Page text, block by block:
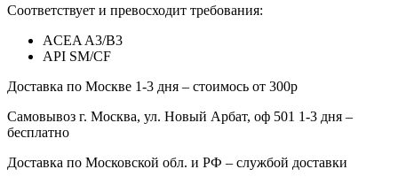
quantity
Соответствует и превосходит требования:
ACEA A3/B3
API SM/CF
Доставка по Москве 1-3 дня – стоимось от 300р
Самовывоз г. Москва, ул. Новый Арбат, оф 501 1-3 дня –
бесплатно
Доставка по Московской обл. и РФ – службой доставки